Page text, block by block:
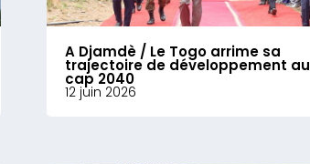
A Djamdè / Le Togo arrime sa
trajectoire de développement au
cap 2040
12 juin 2026